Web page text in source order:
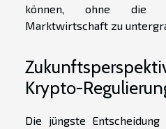
können, ohne die
Marktwirtschaft zu
Krypto-
Die jüngste Entscheidung